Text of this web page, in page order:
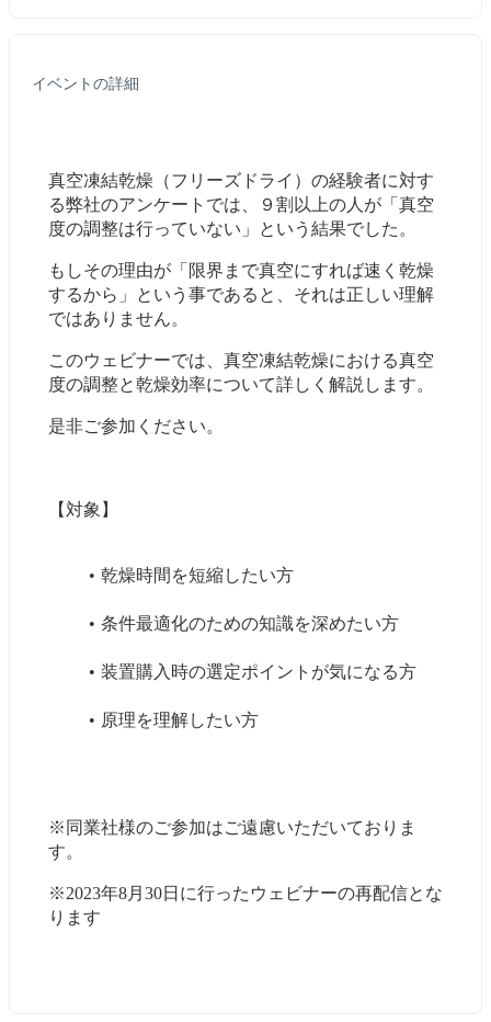
イベントの詳細
真空凍結乾燥（フリーズドライ）の経験者に対す
る弊社のアンケートでは、９割以上の人が「真空
度の調整は行っていない」という結果でした。
もしその理由が「限界まで真空にすれば速く乾燥
するから」という事であると、それは正しい理解
ではありません。
このウェビナーでは、真空凍結乾燥における真空
度の調整と乾燥効率について詳しく解説します。
是非ご参加ください。
【対象】
乾燥時間を短縮したい方
条件最適化のための知識を深めたい方
装置購入時の選定ポイントが気になる方
原理を理解したい方
※同業社様のご参加はご遠慮いただいておりま
す。
※2023年8月30日に行ったウェビナーの再配信とな
ります